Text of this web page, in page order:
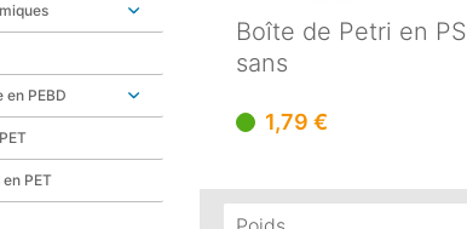
PEBD
PET
Boîte de Petri en PS
sans
94x16...
1,79 €